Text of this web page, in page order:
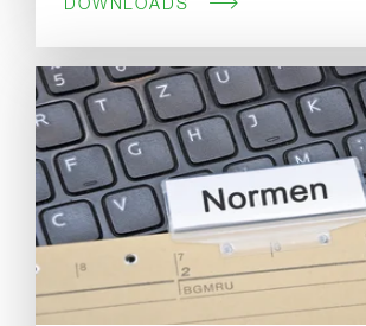
DOWNLOADS